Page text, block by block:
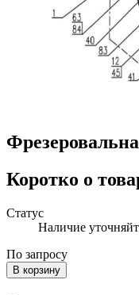
Коротко о
Статус
Наличие
По запросу
В корзину